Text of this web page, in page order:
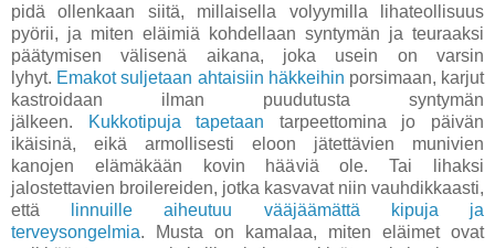
pidä ollenkaan siitä, millaisella volyymilla lihateollisuus
pyörii, ja miten eläimiä kohdellaan syntymän ja teuraaksi
päätymisen välisenä aikana, joka usein on varsin
lyhyt. Emakot suljetaan ahtaisiin häkkeihin porsimaan, karjut
kastroidaan ilman puudutusta syntymän
jälkeen.
Kukkotipuja tapetaan tarpeettomina jo päivän
ikäisinä, eikä armollisesti eloon jätettävien munivien
kanojen elämäkään kovin hääviä ole. Tai lihaksi
jalostettavien broilereiden, jotka kasvavat niin vauhdikkaasti,
että
linnuille aiheutuu vääjäämättä kipuja ja
terveysongelmia. Musta on kamalaa, miten eläimet ovat